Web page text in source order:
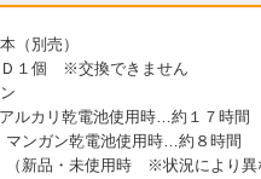
（別売）
１個 ※交換できません
ルカリ乾電池使用時…約１７時間
使用時…約８時間
※状況により異なり